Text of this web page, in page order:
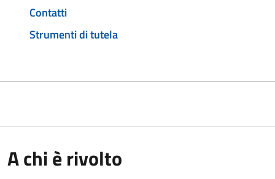
Contatti
Strumenti di tutela
A chi è rivolto